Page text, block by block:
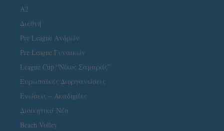
A2
Διεθνή
Pre League Ανδρών
Pre League Γυναικών
League Cup “Νίκος Σαμαράς”
Ευρωπαϊκές Διοργανώσεις
Ενώσεις – Ακαδημίες
Διοικητικά Νέα
Beach Volley